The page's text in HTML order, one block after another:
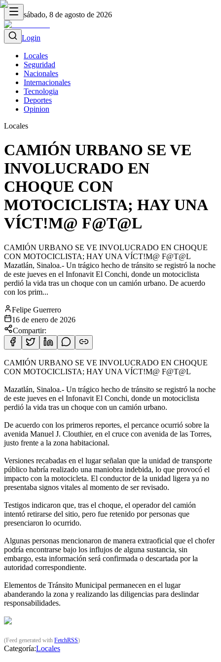
sábado, 8 de agosto de 2026
Login
Locales
Seguridad
Nacionales
Internacionales
Tecnologia
Deportes
Opinion
Locales
CAMIÓN URBANO SE VE
INVOLUCRADO EN
CHOQUE CON
MOTOCICLISTA; HAY UNA
VÍCT!M@ F@T@L
CAMIÓN URBANO SE VE INVOLUCRADO EN CHOQUE
CON MOTOCICLISTA; HAY UNA VÍCT!M@ F@T@L
Mazatlán, Sinaloa.- Un trágico hecho de tránsito se registró la noche
de este jueves en el Infonavit El Conchi, donde un motociclista
perdió la vida tras un choque con un camión urbano. De acuerdo
con los prim...
Felipe Guerrero
16 de enero de 2026
Compartir:
CAMIÓN URBANO SE VE INVOLUCRADO EN CHOQUE
CON MOTOCICLISTA; HAY UNA VÍCT!M@ F@T@L
Mazatlán, Sinaloa.- Un trágico hecho de tránsito se registró la noche
de este jueves en el Infonavit El Conchi, donde un motociclista
perdió la vida tras un choque con un camión urbano.
De acuerdo con los primeros reportes, el percance ocurrió sobre la
avenida Manuel J. Clouthier, en el cruce con avenida de las Torres,
justo frente a la zona habitacional.
Versiones recabadas en el lugar señalan que la unidad de transporte
público habría realizado una maniobra indebida, lo que provocó el
impacto con la motocicleta. El conductor de la unidad ligera ya no
presentaba signos vitales al momento de ser revisado.
Testigos indicaron que, tras el choque, el operador del camión
intentó retirarse del sitio, pero fue retenido por personas que
presenciaron lo ocurrido.
Algunas personas mencionaron de manera extraoficial que el chofer
podría encontrarse bajo los influjos de alguna sustancia, sin
embargo, esta información será confirmada o descartada por la
autoridad correspondiente.
Elementos de Tránsito Municipal permanecen en el lugar
abanderando la zona y realizando las diligencias para deslindar
responsabilidades.
(Feed generated with FetchRSS)
Categoría:Locales